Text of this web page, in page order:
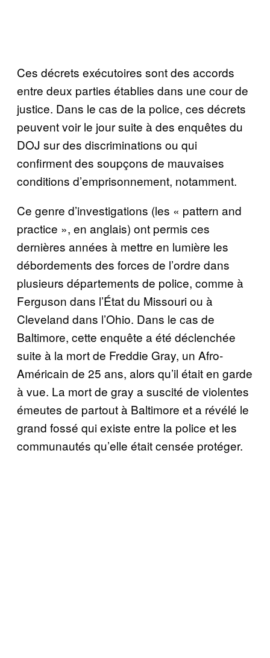
Ces décrets exécutoires sont des accords
entre deux parties établies dans une cour de
justice. Dans le cas de la police, ces décrets
peuvent voir le jour suite à des enquêtes du
DOJ sur des discriminations ou qui
confirment des soupçons de mauvaises
conditions d’emprisonnement, notamment.
Ce genre d’investigations (les « pattern and
practice », en anglais) ont permis ces
dernières années à mettre en lumière les
débordements des forces de l’ordre dans
plusieurs départements de police, comme à
Ferguson dans l’État du Missouri ou à
Cleveland dans l’Ohio. Dans le cas de
Baltimore, cette enquête a été déclenchée
suite à la mort de Freddie Gray, un Afro-
Américain de 25 ans, alors qu’il était en garde
à vue. La mort de gray a suscité de violentes
émeutes de partout à Baltimore et a révélé le
grand fossé qui existe entre la police et les
communautés qu’elle était censée protéger.